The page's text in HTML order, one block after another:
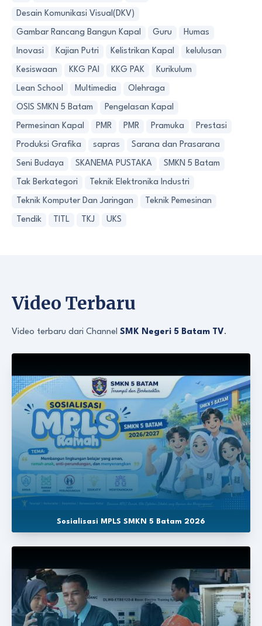
Desain Komunikasi Visual(DKV)
Gambar Rancang Bangun Kapal Guru Humas
Inovasi Kajian Putri Kelistrikan Kapal kelulusan
Kesiswaan KKG PAI KKG PAK Kurikulum
Lean School Multimedia Olehraga
OSIS SMKN 5 Batam Pengelasan Kapal
Permesinan Kapal PMR PMR Pramuka Prestasi
Produksi Grafika sapras Sarana dan Prasarana
Seni Budaya SKANEMA PUSTAKA SMKN 5 Batam
Tak Berkategori Teknik Elektronika Industri
Teknik Komputer Dan Jaringan Teknik Pemesinan
Tendik TITL TKJ UKS
Video Terbaru
Video terbaru dari Channel SMK Negeri 5 Batam TV.
Sosialisasi MPLS SMKN 5 Batam 2026